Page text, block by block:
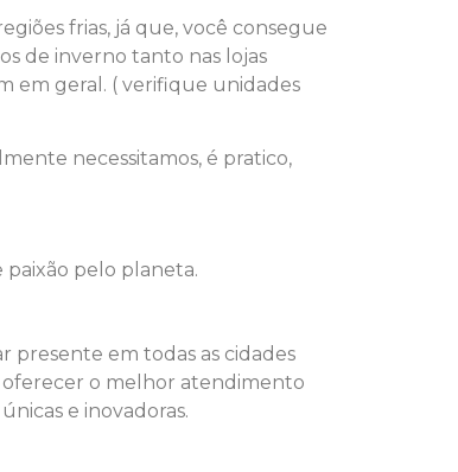
frias, já que, você consegue
de inverno tanto nas lojas
em geral. ( verifique unidades
necessitamos, é pratico,
pelo planeta.
presente em todas as cidades
oferecer o melhor atendimento
e inovadoras.